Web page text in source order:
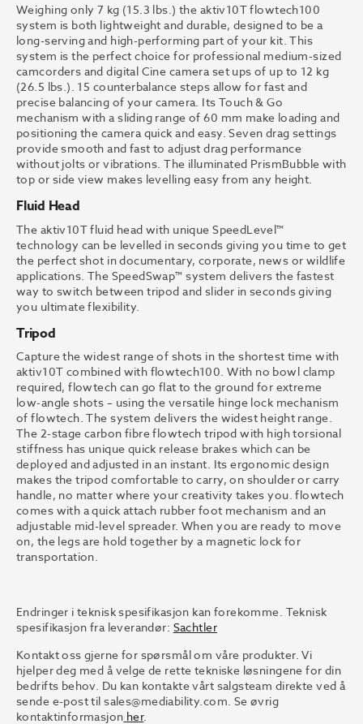
Weighing only 7 kg (15.3 lbs.) the aktiv10T flowtech100
system is both lightweight and durable, designed to be a
long-serving and high-performing part of your kit. This
system is the perfect choice for professional medium-sized
camcorders and digital Cine camera set ups of up to 12 kg
(26.5 lbs.). 15 counterbalance steps allow for fast and
precise balancing of your camera. Its Touch & Go
mechanism with a sliding range of 60 mm make loading and
positioning the camera quick and easy. Seven drag settings
provide smooth and fast to adjust drag performance
without jolts or vibrations. The illuminated PrismBubble with
top or side view makes levelling easy from any height.
Fluid Head
The aktiv10T fluid head with unique SpeedLevel™
technology can be levelled in seconds giving you time to get
the perfect shot in documentary, corporate, news or wildlife
applications. The SpeedSwap™ system delivers the fastest
way to switch between tripod and slider in seconds giving
you ultimate flexibility.
Tripod
Capture the widest range of shots in the shortest time with
aktiv10T combined with flowtech100. With no bowl clamp
required, flowtech can go flat to the ground for extreme
low-angle shots – using the versatile hinge lock mechanism
of flowtech. The system delivers the widest height range.
The 2-stage carbon fibre flowtech tripod with high torsional
stiffness has unique quick release brakes which can be
deployed and adjusted in an instant. Its ergonomic design
makes the tripod comfortable to carry, on shoulder or carry
handle, no matter where your creativity takes you. flowtech
comes with a quick attach rubber foot mechanism and an
adjustable mid-level spreader. When you are ready to move
on, the legs are hold together by a magnetic lock for
transportation.
Endringer i teknisk spesifikasjon kan forekomme. Teknisk
spesifikasjon fra leverandør: Sachtler
Kontakt oss gjerne for spørsmål om våre produkter. Vi
hjelper deg med å velge de rette tekniske løsningene for din
bedrifts behov. Du kan kontakte vårt salgsteam direkte ved å
sende e-post tilsales@mediability.com. Se øvrig
kontaktinformasjon her.